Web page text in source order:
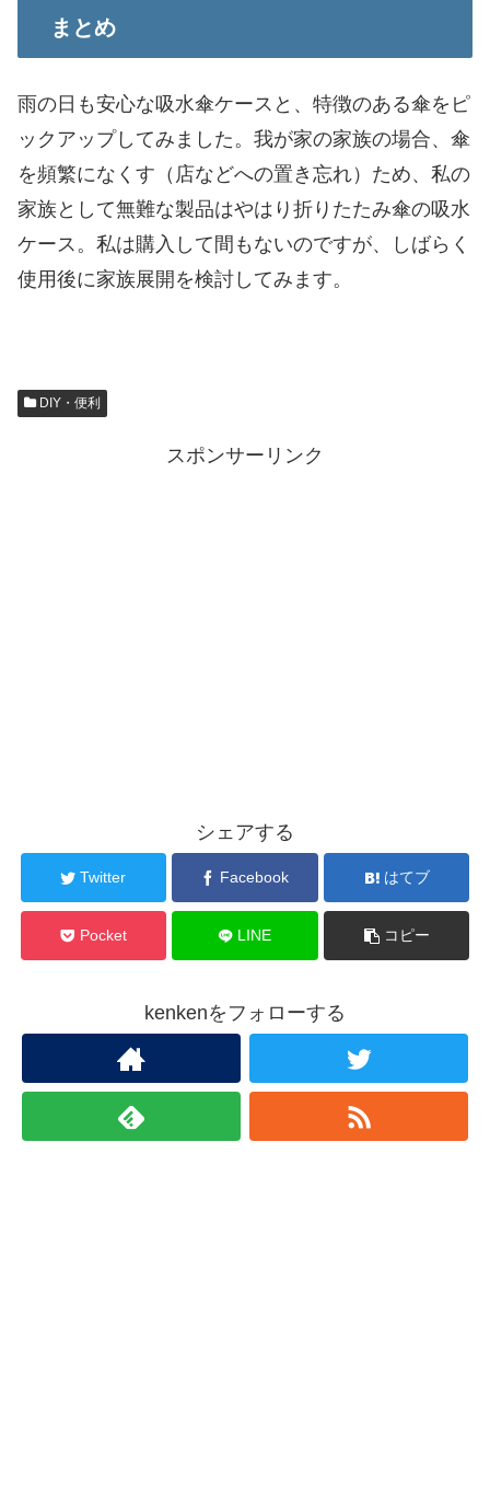
まとめ
雨の日も安心な吸水傘ケースと、特徴のある傘をピ
ックアップしてみました。我が家の家族の場合、傘
を頻繁になくす（店などへの置き忘れ）ため、私の
家族として無難な製品はやはり折りたたみ傘の吸水
ケース。私は購入して間もないのですが、しばらく
使用後に家族展開を検討してみます。
DIY・便利
スポンサーリンク
シェアする
Twitter Facebook はてブ
Pocket LINE コピー
kenkenをフォローする